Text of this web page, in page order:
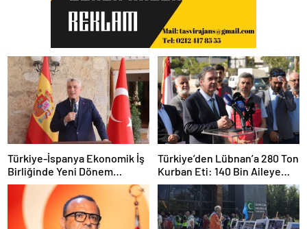
Türkiye-İspanya Ekonomik İş
Birliğinde Yeni Dönem
Vurgusu
Türkiye’den Lübnan’a 280 Ton
Kurban Eti: 140 Bin Aileye
Ulaştırılacak